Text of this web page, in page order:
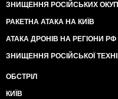
ЗНИЩЕННЯ РОСІЙСЬКИХ
РАКЕТНА АТАКА НА КИЇВ
АТАКА ДРОНІВ НА РЕГІОНИ РФ
ЗНИЩЕННЯ РОСІЙСЬКОЇ
ОБСТРІЛ
КИЇВ